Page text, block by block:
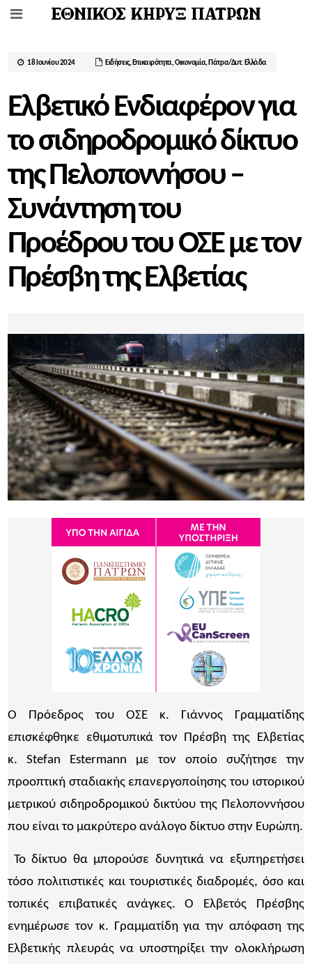
18 Ιουνίου 2024 Ειδήσεις, Επικαιρότητα,Οικονομία, Πάτρα/Δυτ. Ελλάδα
Ελβετικό Ενδιαφέρον για
το σιδηροδρομικό δίκτυο
της Πελοποννήσου –
Συνάντηση του
Προέδρου του ΟΣΕ με τον
Πρέσβη της Ελβετίας
Ο Πρόεδρος του ΟΣΕ κ. Γιάννος Γραμματίδης
επισκέφθηκε εθιμοτυπικά τον Πρέσβη της Ελβετίας
κ. Stefan Estermann με τον οποίο συζήτησε την
προοπτική σταδιακής επανεργοποίησης του ιστορικού
μετρικού σιδηροδρομικού δικτύου της Πελοποννήσου
που είναι το μακρύτερο ανάλογο δίκτυο στην Ευρώπη.
Το δίκτυο θα μπορούσε δυνητικά να εξυπηρετήσει
τόσο πολιτιστικές και τουριστικές διαδρομές, όσο και
τοπικές επιβατικές ανάγκες. Ο Ελβετός Πρέσβης
ενημέρωσε τον κ. Γραμματίδη για την απόφαση της
Ελβετικής πλευράς να υποστηρίξει την ολοκλήρωση